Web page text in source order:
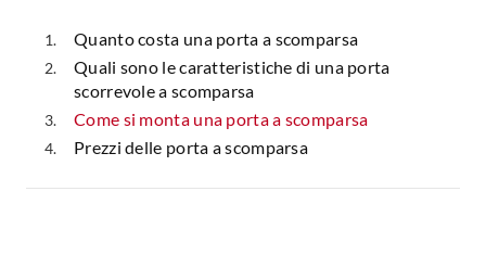
Quanto costa una porta a scomparsa
Quali sono le caratteristiche di una porta
scorrevole a scomparsa
Come si monta una porta a scomparsa
Prezzi delle porta a scomparsa